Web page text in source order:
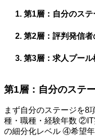
第1層：自分のス
第2層：評判発信
第3層：求人プー
第1層：自分のステ
まず自分のステージを8
種・職種・経験年数
の細分化レベル ④希望年